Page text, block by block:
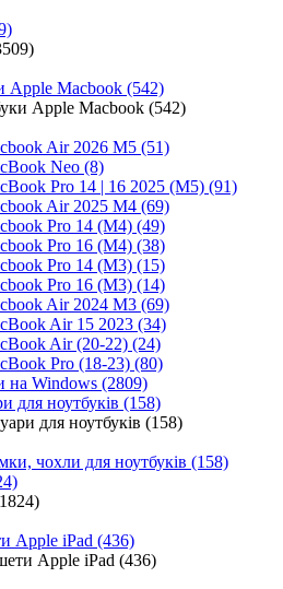
Apple Macbook (542)
Apple Macbook (542)
Air 2026 M5 (51)
Neo (8)
Pro 14 | 16 2025 (M5) (91)
Air 2025 M4 (69)
Pro 14 (M4) (49)
Pro 16 (M4) (38)
Pro 14 (M3) (15)
Pro 16 (M3) (14)
Air 2024 M3 (69)
Air 15 2023 (34)
Air (20-22) (24)
Pro (18-23) (80)
на Windows (2809)
для ноутбуків (158)
для ноутбуків (158)
чохли для ноутбуків (158)
Apple iPad (436)
Apple iPad (436)